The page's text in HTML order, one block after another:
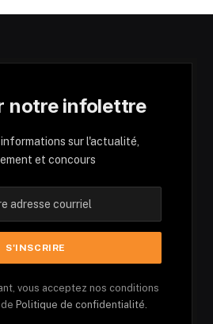
notre infolettre
sur l'actualité,
et concours
vous acceptez nos conditions
Politique de confidentialité.